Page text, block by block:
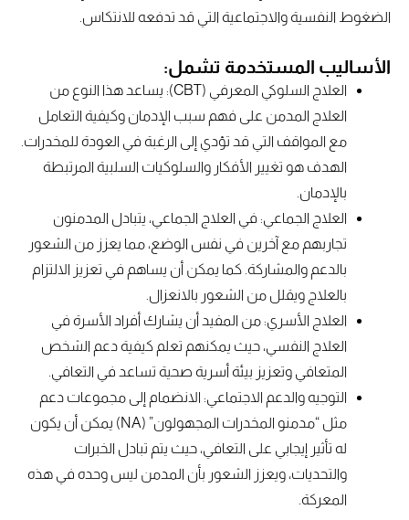
الضغوط النفسية والاجتماعية التي قد تدفعه للانتكاس.
الأساليب المستخدمة تشمل:
العلاج السلوكي المعرفي (CBT): يساعد هذا النوع من
العلاج المدمن على فهم سبب الإدمان وكيفية التعامل
مع المواقف التي قد تؤدي إلى الرغبة في العودة للمخدرات.
الهدف هو تغيير الأفكار والسلوكيات السلبية المرتبطة
بالإدمان.
العلاج الجماعي: في العلاج الجماعي، يتبادل المدمنون
تجاربهم مع آخرين في نفس الوضع، مما يعزز من الشعور
بالدعم والمشاركة. كما يمكن أن يساهم في تعزيز الالتزام
بالعلاج ويقلل من الشعور بالانعزال.
العلاج الأسري: من المفيد أن يشارك أفراد الأسرة في
العلاج النفسي، حيث يمكنهم تعلم كيفية دعم الشخص
المتعافي وتعزيز بيئة أسرية صحية تساعد في التعافي.
التوجيه والدعم الاجتماعي: الانضمام إلى مجموعات دعم
مثل “مدمنو المخدرات المجهولون” (NA) يمكن أن يكون
له تأثير إيجابي على التعافي، حيث يتم تبادل الخبرات
والتحديات، ويعزز الشعور بأن المدمن ليس وحده في هذه
المعركة.